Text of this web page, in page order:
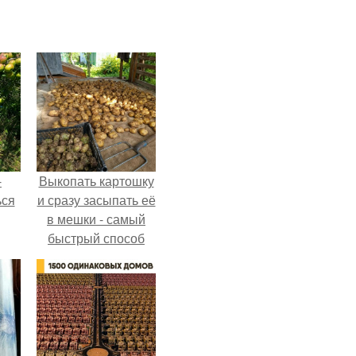
Выкопать картошку
и сразу засыпать её
в мешки - самый
быстрый способ
спрятать вместе с
урожаем гниль,
порезы и больные
клубни.